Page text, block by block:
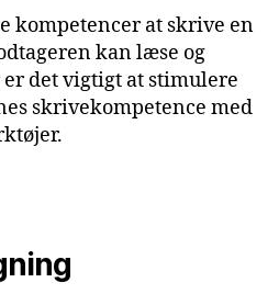
kompetencer at skrive en
kan læse og
det vigtigt at stimulere
skrivekompetence med